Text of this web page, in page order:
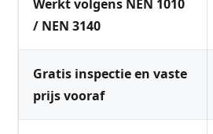
Werkt volgens NEN 1010
/ NEN 3140
Gratis inspectie en vaste
prijs vooraf